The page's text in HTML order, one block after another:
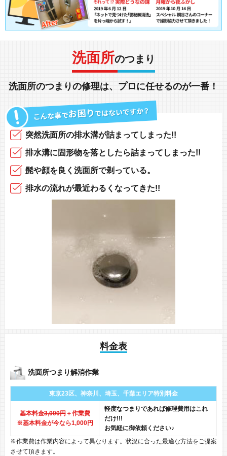
洗面所のつまり
洗面所のつまりの修理は、 プロに任せるのが一番！
突然洗面所の排水溝が詰まってしまった!!
排水溝に固形物を落としたら詰まってしまった!!
髭や顔を良く洗面所で剃っている。
排水の流れが最近わるくなってきた!!
料金表
洗面所つまり解消作業
東京23区、神奈川、 埼玉、千葉エリア特別料金
基本料金3,000円＋作業費
※基本料金が今なら1,000円
軽度なつまりであれば修理費用はこれ
だけ!!!
お気軽に御依頼ください♪
※作業費は作業内容によって異なります。状況に合った最適な方法をご提案
させて頂きます。